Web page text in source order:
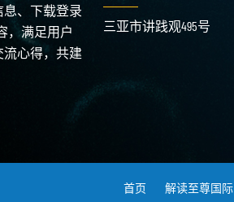
、下载登录
，满足用户
心得，共建
三亚市讲践观495号
首页 解读至尊国际